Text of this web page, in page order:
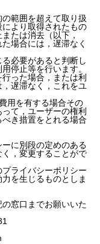
範囲を超えて取り扱
より取得されたもの
たは消去（以下，
場合には，遅滞なく
必要があると判断し
停止等を行います。
った場合，または利
遅滞なく，これをユ
用を有する場合その
て，ユーザーの権利
き措置をとれる場合
に別段の定めのある
，変更することがで
ライバシーポリシー
を生じるものとしま
窓口までお願いいた